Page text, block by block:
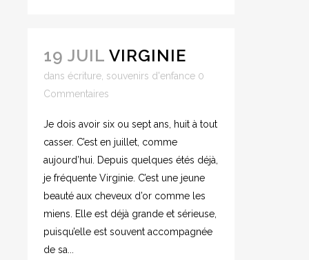
19 JUIL VIRGINIE
dans écriture souvenirs d'enfance 0
Commentaires
Je dois avoir six ou sept ans, huit à tout
casser. C’est en juillet, comme
aujourd’hui. Depuis quelques étés déjà,
je fréquente Virginie. C’est une jeune
beauté aux cheveux d’or comme les
miens. Elle est déjà grande et sérieuse,
puisqu’elle est souvent accompagnée
de sa...